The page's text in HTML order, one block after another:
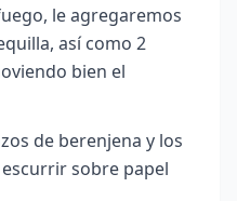
le agregaremos
así como 2
bien el
de berenjena y los
sobre papel